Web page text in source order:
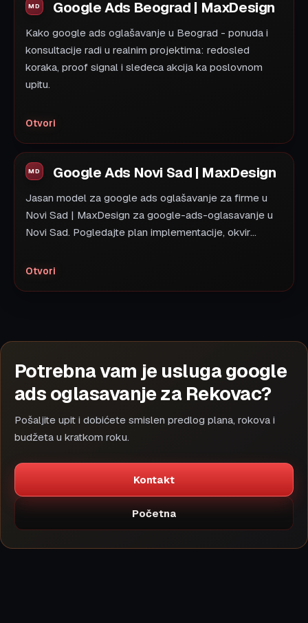
Google Ads Beograd | MaxDesign
Kako google ads oglašavanje u Beograd - ponuda i
konsultacije radi u realnim projektima: redosled
koraka, proof signal i sledeca akcija ka poslovnom
upitu.
Otvori
Google Ads Novi Sad | MaxDesign
Jasan model za google ads oglašavanje za firme u
Novi Sad | MaxDesign za google-ads-oglasavanje u
Novi Sad. Pogledajte plan implementacije, okvir...
Otvori
Potrebna vam je usluga google
ads oglasavanje za Rekovac?
Pošaljite upit i dobićete smislen predlog plana, rokova i
budžeta u kratkom roku.
Kontakt
Početna